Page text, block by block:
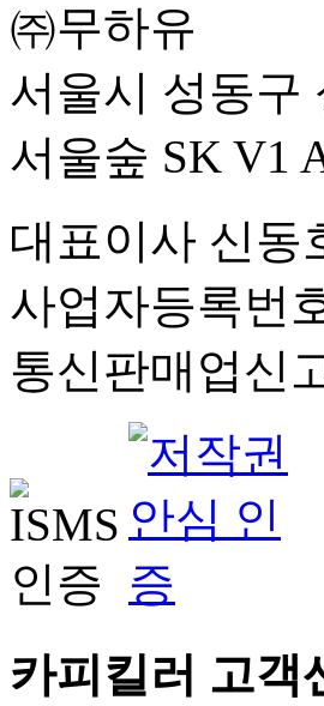
㈜무하유
서울시 성동구
서울숲 SK V1
대표이사 신동
사업자등록번
통신판매업신
카피킬러 고객